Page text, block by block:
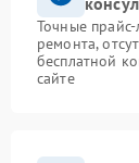
Точные
ремонта,
бесплатной
сайте